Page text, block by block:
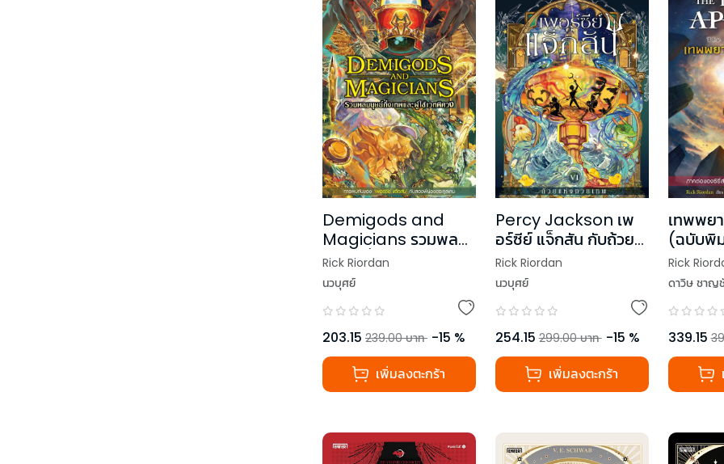
Demigods and
Magicians รวมพล
มนุษย์กึ่งเทพและผู้ใช้
เวทพิศวง
Rick Riordan
นวบุศย์
203.15 239.00 บาท -15 %
เพิ่มลงตะกร้า
Percy Jackson เพ
อร์ซีย์ แจ็กสัน กับถ้วย
แห่งทวยเทพ
Rick Riordan
นวบุศย์
254.15 299.00 บาท -15 %
เพิ่มลงตะกร้า
เทพพย
(ฉบับพิ
Rick
ดาวิษ ชาญ
339.15